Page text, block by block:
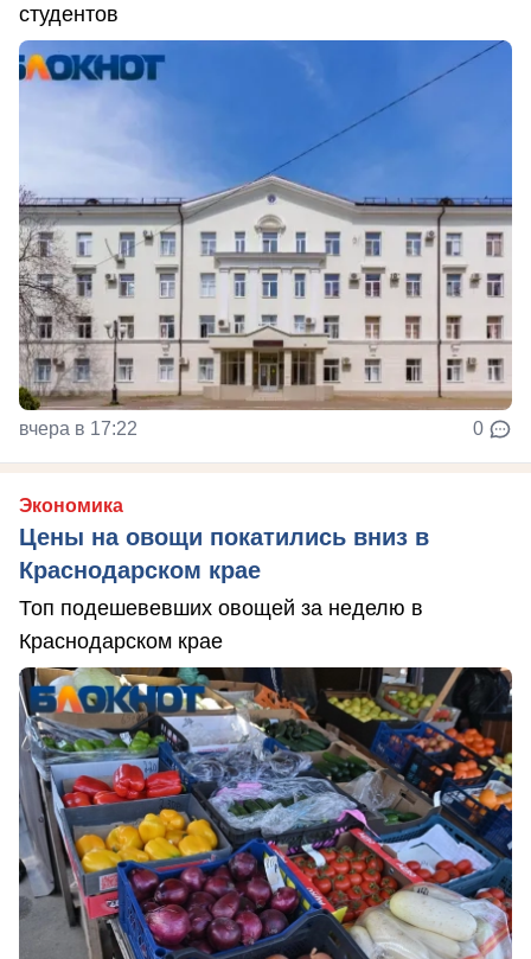
студентов
вчера в 17:22 0
Экономика
Цены на овощи покатились вниз в
Краснодарском крае
Топ подешевевших овощей за неделю в
Краснодарском крае